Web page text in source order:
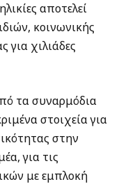
αποτελεί
κοινωνικής
για χιλιάδες
τα συναρμόδια
στοιχεία για
στην
για τις
με εμπλοκή